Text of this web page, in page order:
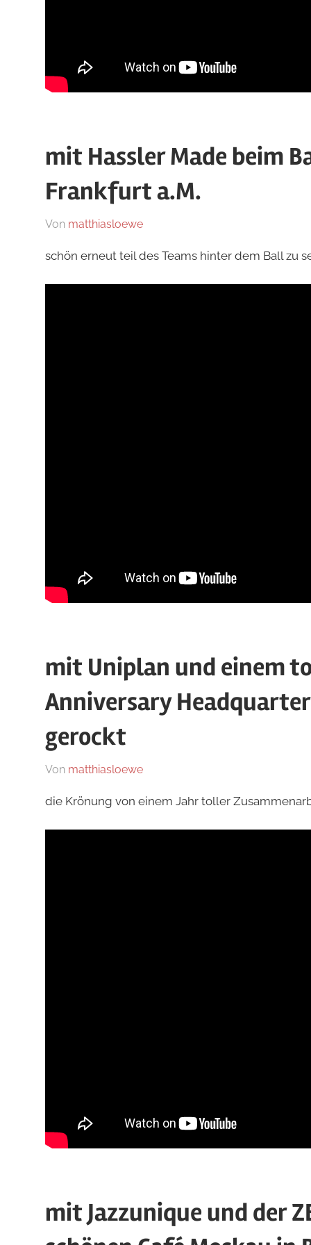
mit Hassler Made beim
Frankfurt a.M.
Am
Januar
2023
Von matthiasloeweIn
schön erneut teil des Teams hinter dem Ball zu
mit Uniplan und einem
Anniversary
gerockt
Am
September
2022
Von matthiasloeweIn
die Krönung von einem Jahr toller
mit Jazzunique und der